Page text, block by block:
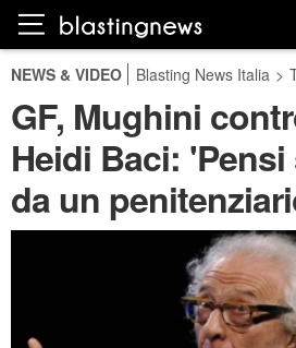
NEWS & VIDEO Blasting News Italia >
GF, Mughini
Heidi Baci:
da un